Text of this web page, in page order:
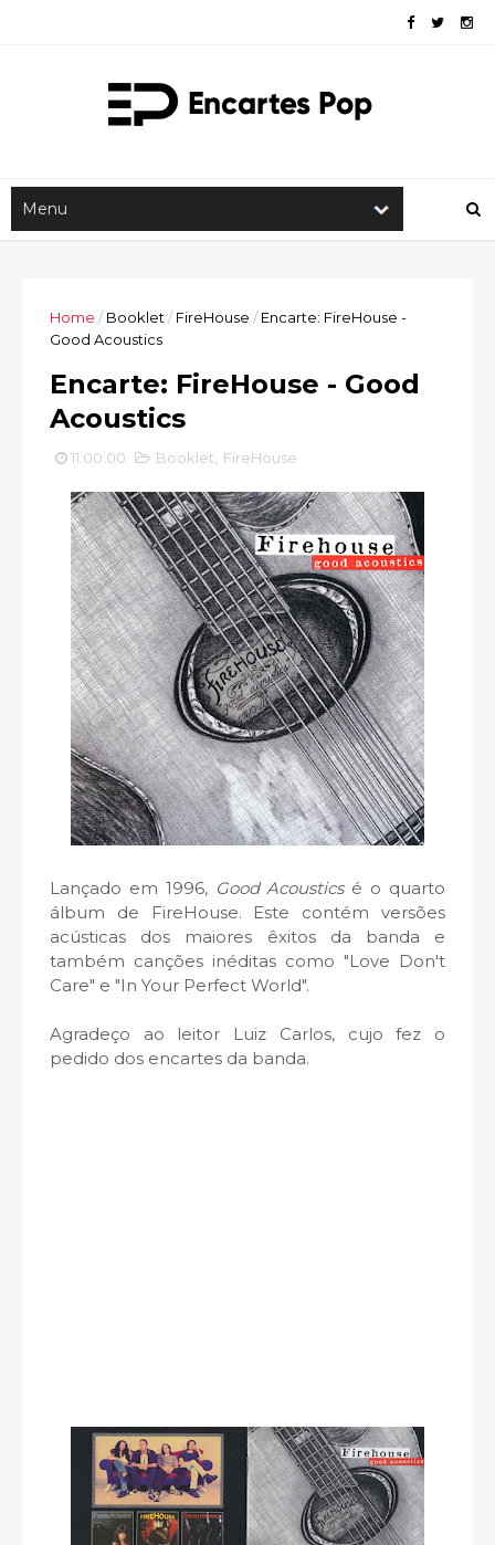
Home / Booklet / FireHouse / Encarte: FireHouse -
Good Acoustics
Encarte: FireHouse - Good
Acoustics
11:00:00 Booklet FireHouse
Lançado em 1996, Good Acoustics é o quarto
álbum de FireHouse. Este contém versões
acústicas dos maiores êxitos da banda e
também canções inéditas como "Love Don't
Care" e "In Your Perfect World".
Agradeço ao leitor Luiz Carlos, cujo fez o
pedido dos encartes da banda.